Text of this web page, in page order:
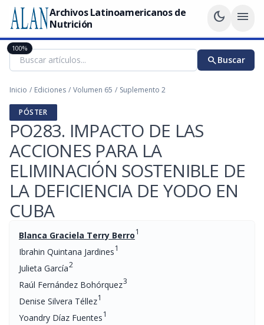
Archivos Latinoamericanos de
Nutrición
dark_mode menu
searchBuscar
Inicio / Ediciones / Volumen 65 / Suplemento 2
PÓSTER
PO283. IMPACTO DE LAS
ACCIONES PARA LA
ELIMINACIÓN SOSTENIBLE DE
LA DEFICIENCIA DE YODO EN
CUBA
Blanca Graciela Terry Berro1
Ibrahin Quintana Jardines1
Julieta García2
Raúl Fernández Bohórquez3
Denise Silvera Téllez1
Yoandry Díaz Fuentes1
100%